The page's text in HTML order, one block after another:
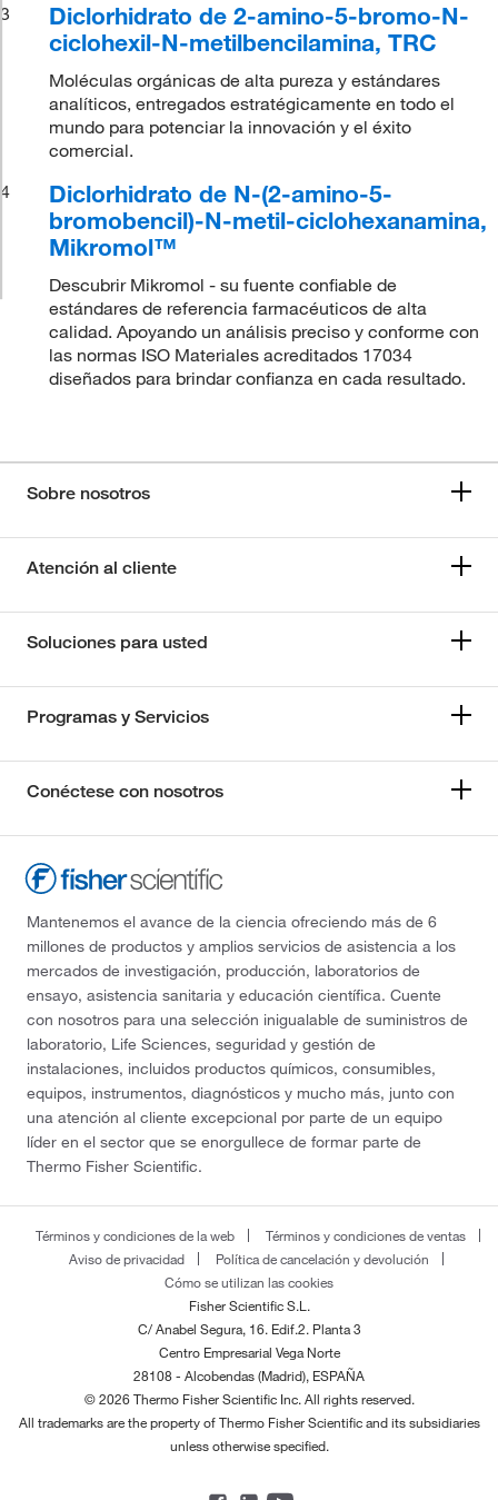
3
Diclorhidrato de 2-amino-5-bromo-N-
ciclohexil-N-metilbencilamina, TRC
Moléculas orgánicas de alta pureza y estándares
analíticos, entregados estratégicamente en todo el
mundo para potenciar la innovación y el éxito
comercial.
4
Diclorhidrato de N-(2-amino-5-
bromobencil)-N-metil-ciclohexanamina,
Mikromol™
Descubrir Mikromol - su fuente confiable de
estándares de referencia farmacéuticos de alta
calidad. Apoyando un análisis preciso y conforme con
las normas ISO Materiales acreditados 17034
diseñados para brindar confianza en cada resultado.
Sobre nosotros
Atención al cliente
Soluciones para usted
Programas y Servicios
Conéctese con nosotros
Mantenemos el avance de la ciencia ofreciendo más de 6
millones de productos y amplios servicios de asistencia a los
mercados de investigación, producción, laboratorios de
ensayo, asistencia sanitaria y educación científica. Cuente
con nosotros para una selección inigualable de suministros de
laboratorio, Life Sciences, seguridad y gestión de
instalaciones, incluidos productos químicos, consumibles,
equipos, instrumentos, diagnósticos y mucho más, junto con
una atención al cliente excepcional por parte de un equipo
líder en el sector que se enorgullece de formar parte de
Thermo Fisher Scientific.
Términos y condiciones de la web
Términos y condiciones de ventas
Aviso de privacidad
Política de cancelación y devolución
Cómo se utilizan las cookies
Fisher Scientific S.L.
C/ Anabel Segura, 16. Edif.2. Planta 3
Centro Empresarial Vega Norte
28108 - Alcobendas (Madrid), ESPAÑA
© 2026 Thermo Fisher Scientific Inc. All rights reserved.
All trademarks are the property of Thermo Fisher Scientific and its subsidiaries
unless otherwise specified.